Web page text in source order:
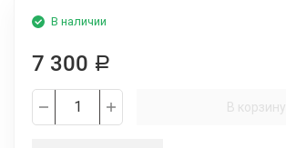
В наличии
7 300 Р
В корзину